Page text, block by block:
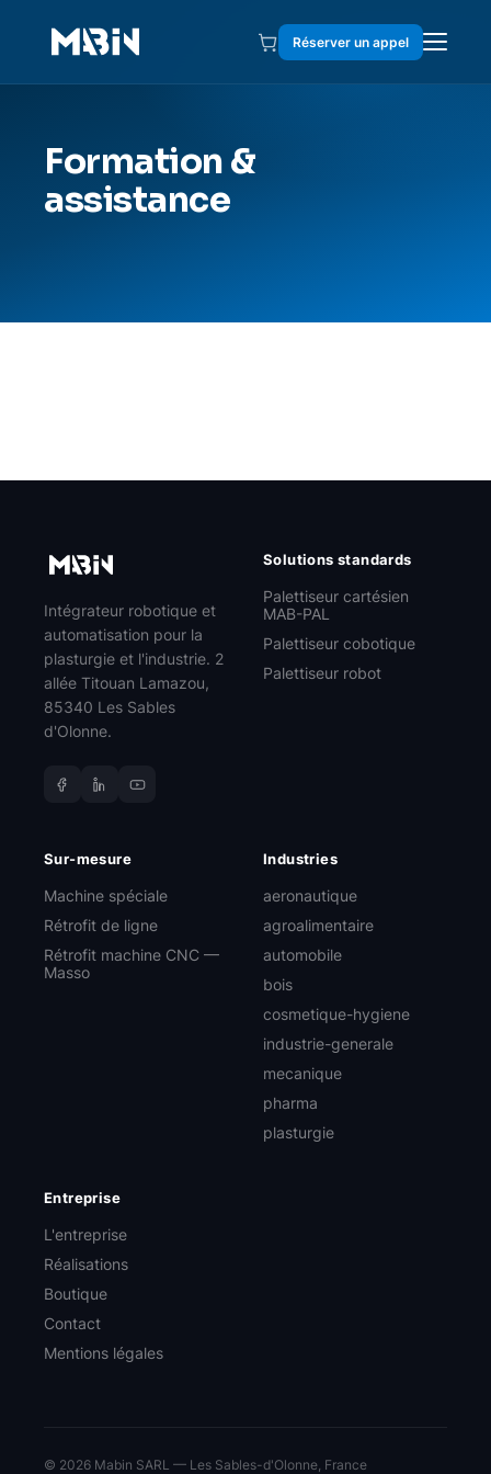
Réserver un appel
Formation &
assistance
Intégrateur robotique et
automatisation pour la
plasturgie et l'industrie. 2
allée Titouan Lamazou,
85340 Les Sables
d'Olonne.
Solutions standards
Palettiseur cartésien
MAB-PAL
Palettiseur cobotique
Palettiseur robot
Sur-mesure
Machine spéciale
Rétrofit de ligne
Rétrofit machine CNC —
Masso
Industries
aeronautique
agroalimentaire
automobile
bois
cosmetique-hygiene
industrie-generale
mecanique
pharma
plasturgie
Entreprise
L'entreprise
Réalisations
Boutique
Contact
Mentions légales
© 2026 Mabin SARL — Les Sables-d'Olonne, France